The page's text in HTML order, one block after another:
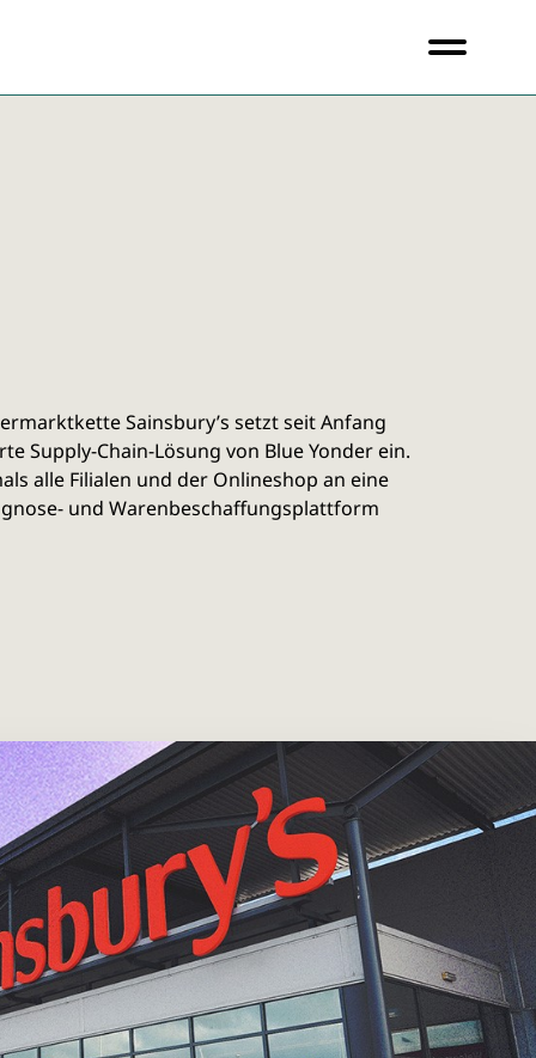
Sainsbury’s setzt seit Anfang
Supply-Chain-Lösung von Blue Yonder ein.
alle Filialen und der Onlineshop an eine
und Warenbeschaffungsplattform